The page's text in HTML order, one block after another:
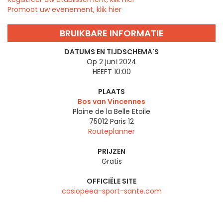
Promoot uw evenement, klik hier
BRUIKBARE INFORMATIE
DATUMS EN TIJDSCHEMA'S
Op 2 juni 2024
HEEFT 10:00
PLAATS
Bos van Vincennes
Plaine de la Belle Etoile
75012 Paris 12
Routeplanner
PRIJZEN
Gratis
OFFICIËLE SITE
casiopeea-sport-sante.com